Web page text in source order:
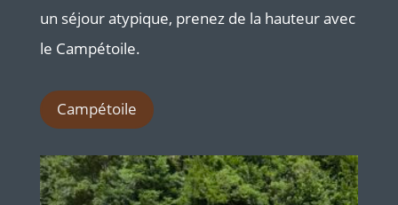
un séjour atypique, prenez de la hauteur avec
le Campétoile.
Campétoile